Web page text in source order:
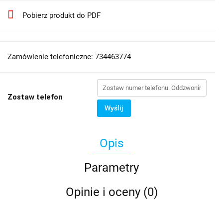
Pobierz produkt do PDF
Zamówienie telefoniczne: 734463774
Zostaw telefon
Wyślij
Opis
Parametry
Opinie i oceny (0)